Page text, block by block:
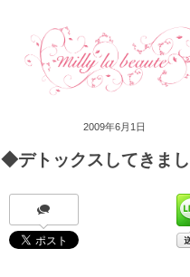
2009年6月1日
◆デトックスしてきま